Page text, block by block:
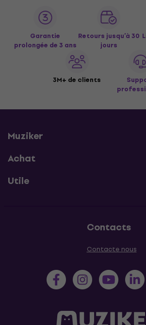
Garantie
prolongée de 3 ans
Retours jusqu’à 30
jours
3M+ de clients
Muziker
Achat
Utile
Contacts
Contacte nous